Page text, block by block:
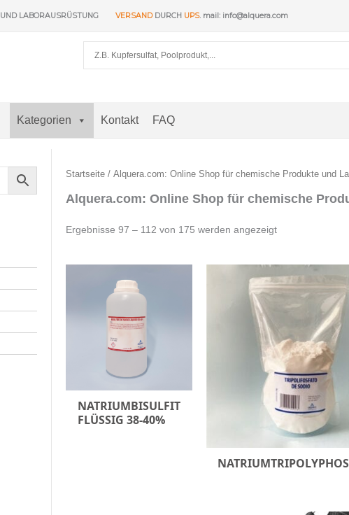
UND LABORAUSRÜSTUNG VERSANDDURCH UPS. mail: info@alquera.com
Kategorien Kontakt FAQ
Startseite / Alquera.com: Online Shop für chemische Produkte und
Alquera.com: Online Shop für chemische
Ergebnisse 97 – 112 von 175 werden angezeigtNach
NATRIUMBISULFIT
FLÜSSIG 38-40%